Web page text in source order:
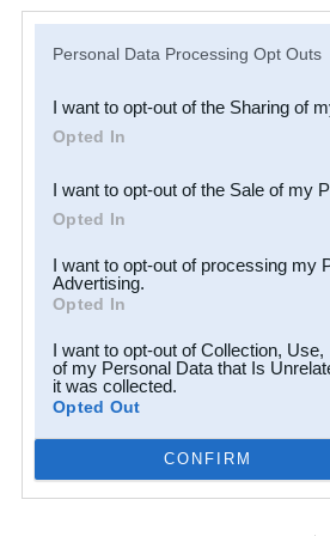
Downstream Participants
third parties.
Personal Data Processing Opt Outs
I want to opt-out of the Sharing of
Opted In
I want to opt-out of the Sale of my
Opted In
I want to opt-out of processing my
Advertising.
Opted In
I want to opt-out of Collection,
of my Personal Data that Is
it was collected.
Opted Out
CONFIRM